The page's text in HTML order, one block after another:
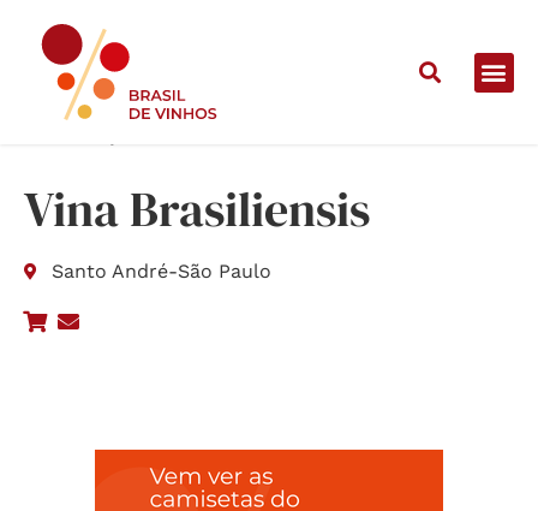
Vina Brasiliensis
Santo André-São Paulo